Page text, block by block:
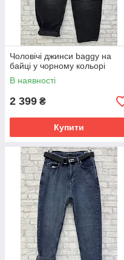
Чоловічі джинси baggy на
байці у чорному кольорі
В наявності
2 399 ₴
Купити